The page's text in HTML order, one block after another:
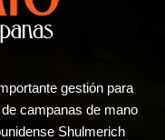
gestión para
campanas de mano
Shulmerich